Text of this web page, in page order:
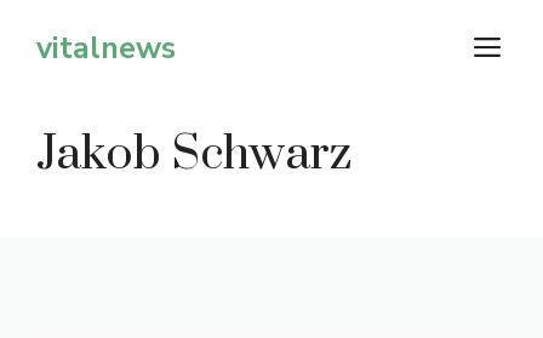
Inhaltvitalnews
Jakob Schwarz